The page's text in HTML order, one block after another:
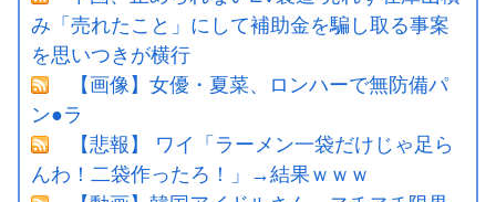
み「売れたこと」にして補助金を騙し取る事案
を思いつきが横行
【画像】女優・夏菜、ロンハーで無防備パ
ン●ラ
【悲報】 ワイ「ラーメン一袋だけじゃ足ら
んわ！二袋作ったろ！」→結果ｗｗｗ